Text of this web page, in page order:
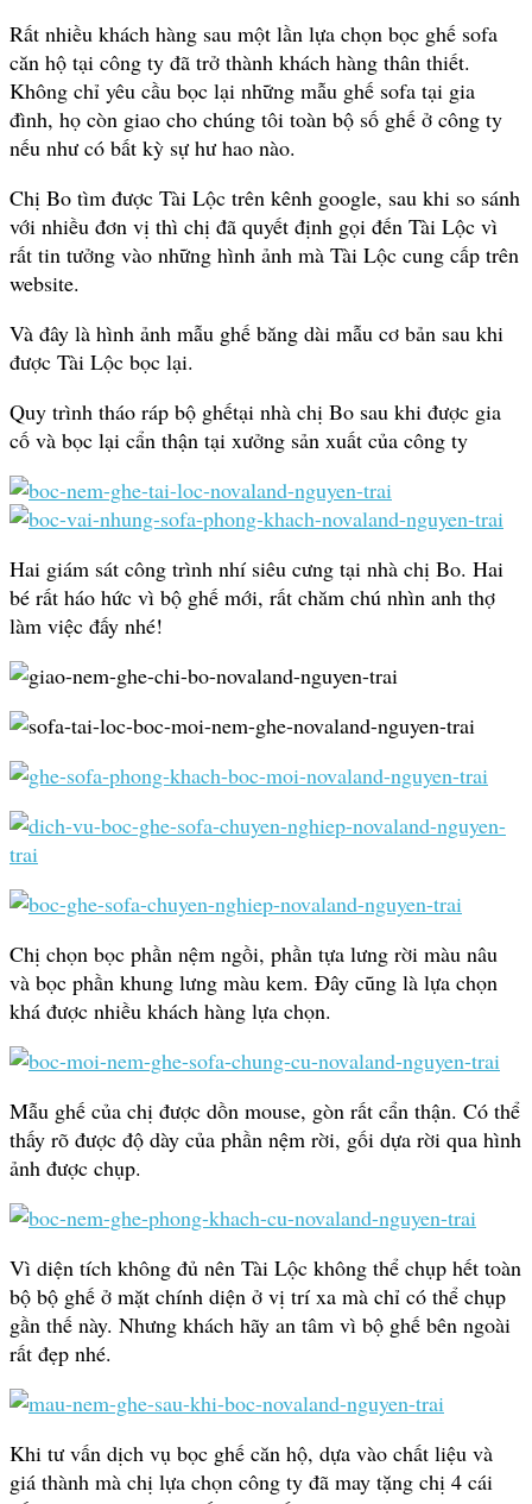
Rất nhiều khách hàng sau một lần lựa chọn bọc ghế sofa
căn hộ tại công ty đã trở thành khách hàng thân thiết.
Không chỉ yêu cầu bọc lại những mẫu ghế sofa tại gia
đình, họ còn giao cho chúng tôi toàn bộ số ghế ở công ty
nếu như có bất kỳ sự hư hao nào.
Chị Bo tìm được Tài Lộc trên kênh google, sau khi so sánh
với nhiều đơn vị thì chị đã quyết định gọi đến Tài Lộc vì
rất tin tưởng vào những hình ảnh mà Tài Lộc cung cấp trên
website.
Và đây là hình ảnh mẫu ghế băng dài mẫu cơ bản sau khi
được Tài Lộc bọc lại.
Quy trình tháo ráp bộ ghếtại nhà chị Bo sau khi được gia
cố và bọc lại cẩn thận tại xưởng sản xuất của công ty
Hai giám sát công trình nhí siêu cưng tại nhà chị Bo. Hai
bé rất háo hức vì bộ ghế mới, rất chăm chú nhìn anh thợ
làm việc đấy nhé!
Chị chọn bọc phần nệm ngồi, phần tựa lưng rời màu nâu
và bọc phần khung lưng màu kem. Đây cũng là lựa chọn
khá được nhiều khách hàng lựa chọn.
Mẫu ghế của chị được dồn mouse, gòn rất cẩn thận. Có thể
thấy rõ được độ dày của phần nệm rời, gối dựa rời qua hình
ảnh được chụp.
Vì diện tích không đủ nên Tài Lộc không thể chụp hết toàn
bộ bộ ghế ở mặt chính diện ở vị trí xa mà chỉ có thể chụp
gần thế này. Nhưng khách hãy an tâm vì bộ ghế bên ngoài
rất đẹp nhé.
Khi tư vấn dịch vụ bọc ghế căn hộ, dựa vào chất liệu và
giá thành mà chị lựa chọn công ty đã may tặng chị 4 cái